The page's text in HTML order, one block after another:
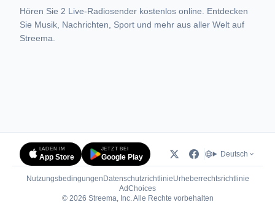
Hören Sie 2 Live-Radiosender kostenlos online. Entdecken
Sie Musik, Nachrichten, Sport und mehr aus aller Welt auf
Streema.
LADEN IM
App Store
JETZT BEI
Google Play Deutsch
Nutzungsbedingungen DatenschutzrichtlinieUrheberrechtsrichtlinie
AdChoices(öffnet in neuem Tab)
© 2026 Streema, Inc. Alle Rechte vorbehalten